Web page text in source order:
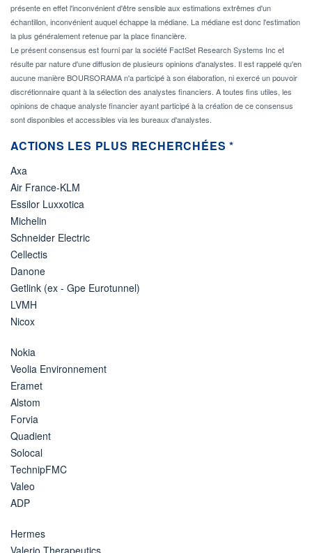
présente en effet l'inconvénient d'être sensible aux estimations extrêmes d'un
échantillon, inconvénient auquel échappe la médiane. La médiane est donc l'estimation
la plus généralement retenue par la place financière.
Le présent consensus est fourni par la société FactSet Research Systems Inc et
résulte par nature d'une diffusion de plusieurs opinions d'analystes. Il est rappelé qu'en
aucune manière BOURSORAMA n'a participé à son élaboration, ni exercé un pouvoir
discrétionnaire quant à la sélection des analystes financiers. A toutes fins utiles, les
opinions de chaque analyste financier ayant participé à la création de ce consensus
sont disponibles et accessibles via les bureaux d'analystes.
ACTIONS LES PLUS RECHERCHÉES *
Axa
Air France-KLM
Essilor Luxxotica
Michelin
Schneider Electric
Cellectis
Danone
Getlink (ex - Gpe Eurotunnel)
LVMH
Nicox
Nokia
Veolia Environnement
Eramet
Alstom
Forvia
Quadient
Solocal
TechnipFMC
Valeo
ADP
Hermes
Valerio Therapeutics